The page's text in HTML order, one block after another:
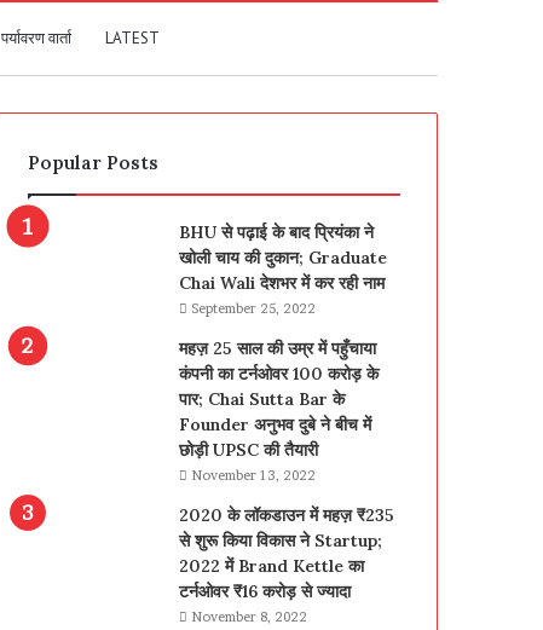
पर्यावरण वार्ता LATEST
Popular Posts
BHU से पढ़ाई के बाद प्रियंका ने
खोली चाय की दुकान; Graduate
Chai Wali देशभर में कर रही नाम
September 25, 2022
महज़ 25 साल की उम्र में पहुँचाया
कंपनी का टर्नओवर 100 करोड़ के
पार; Chai Sutta Bar के
Founder अनुभव दुबे ने बीच में
छोड़ी UPSC की तैयारी
November 13, 2022
2020 के लॉकडाउन में महज़ ₹235
से शुरू किया विकास ने Startup;
2022 में Brand Kettle का
टर्नओवर ₹16 करोड़ से ज्यादा
November 8, 2022